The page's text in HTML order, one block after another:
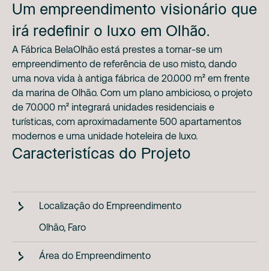
Um empreendimento visionário que
irá redefinir o luxo em Olhão.
A Fábrica BelaOlhão está prestes a tornar-se um
empreendimento de referência de uso misto, dando
uma nova vida à antiga fábrica de 20.000 m² em frente
da marina de Olhão. Com um plano ambicioso, o projeto
de 70.000 m² integrará unidades residenciais e
turísticas, com aproximadamente 500 apartamentos
modernos e uma unidade hoteleira de luxo.
Caracteristícas do Projeto
Localização do Empreendimento
Olhão, Faro
Área do Empreendimento